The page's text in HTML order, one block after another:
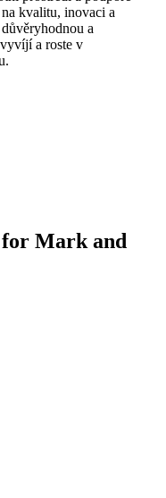
kvalitu, inovaci a
a
a roste v
Mark and